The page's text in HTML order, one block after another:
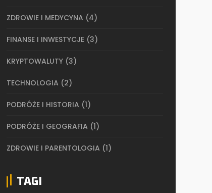
ZDROWIE I MEDYCYNA (4)
FINANSE I INWESTYCJE (3)
KRYPTOWALUTY (3)
TECHNOLOGIA (2)
PODRÓŻE I HISTORIA (1)
PODRÓŻE I GEOGRAFIA (1)
ZDROWIE I PARENTOLOGIA (1)
TAGI